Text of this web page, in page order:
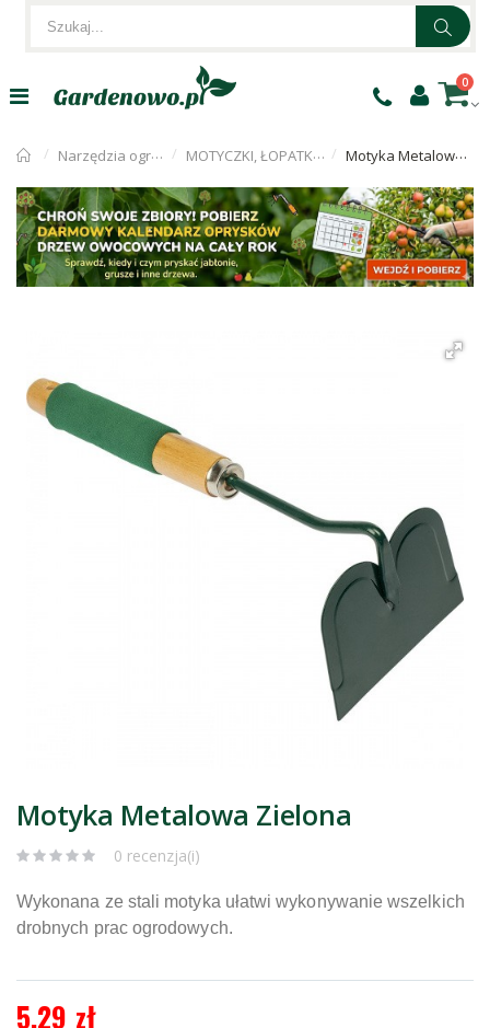
0
Narzędzia ogrodnicze MOTYCZKI, ŁOPATKI, GRABKI Motyka Metalowa Zielona
Motyka Metalowa Zielona
0 recenzja(i)
Wykonana ze stali motyka ułatwi wykonywanie wszelkich
drobnych prac ogrodowych.
5,29 zł